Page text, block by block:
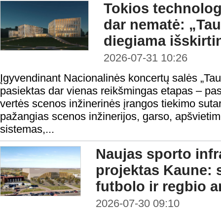
Tokios
dar nematė:
diegiama
2026-07-31 10:26
Įgyvendinant Nacionalinės koncertų salės
pasiektas dar vienas reikšmingas etapas –
vertės scenos inžinerinės įrangos tiekimo
pažangias scenos inžinerijos, garso,
sistemas,...
Naujas sporto
projektas Kaune:
futbolo ir regbio
2026-07-30 09:10